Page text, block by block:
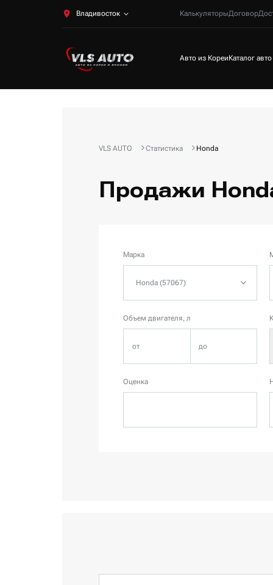
Владивосток КалькуляторыДоговор
Авто из КореиКаталог
VLS AUTO Статистика Honda
Продажи
Марка
Honda (57067)
Объем двигателя, л
Оценка